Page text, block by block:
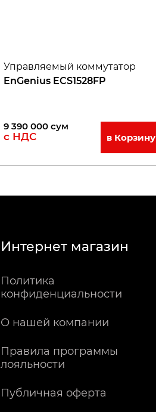
Управляемый коммутатор
EnGenius ECS1528FP
9 390 000 сум
с НДС в Корзину
Интернет магазин
Политика
конфиденциальности
О нашей компании
Правила программы
лояльности
Публичная оферта